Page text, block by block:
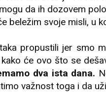
da ih dozovem
beležim svoje misli, u
propustili jer smo
će ovo što se
dva ista dana.
važnost toga i da